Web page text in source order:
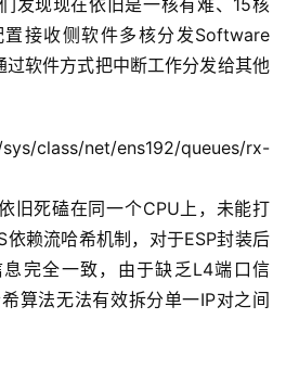
发现现在依旧是一核有难、15核
接收侧软件多核分发Software
过软件方式把中断工作分发给其他
net/ens192/queues/rx-
旧死磕在同一个CPU上，未能打
依赖流哈希机制，对于ESP封装后
完全一致，由于缺乏L4端口信
算法无法有效拆分单一IP对之间